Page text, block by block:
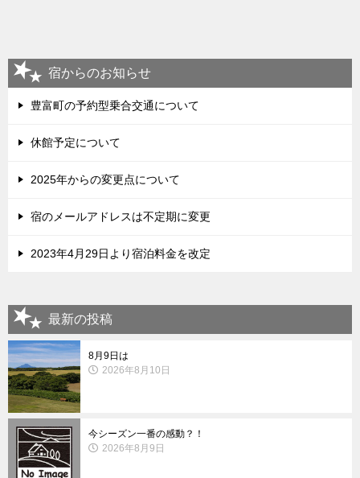
宿からのお知らせ
豊富町の予約型乗合交通について
休館予定について
2025年からの変更点について
宿のメールアドレスは不定期に変更
2023年4月29日より宿泊料金を改定
最新の投稿
8月9日は
2026年8月10日
今シーズン一番の感動？！
2026年8月9日